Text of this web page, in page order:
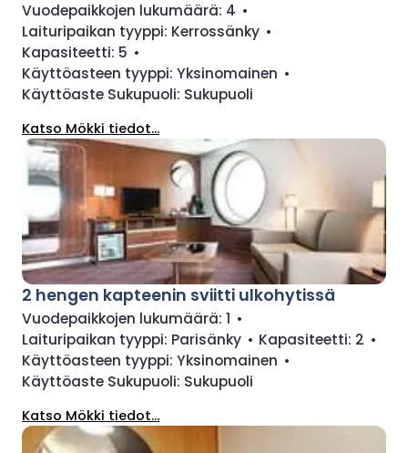
Vuodepaikkojen lukumäärä: 4 •
Laituripaikan tyyppi: Kerrossänky •
Kapasiteetti: 5 •
Käyttöasteen tyyppi: Yksinomainen •
Käyttöaste Sukupuoli: Sukupuoli
Katso Mökki tiedot...
2 hengen kapteenin sviitti ulkohytissä
Vuodepaikkojen lukumäärä: 1 •
Laituripaikan tyyppi: Parisänky • Kapasiteetti: 2 •
Käyttöasteen tyyppi: Yksinomainen •
Käyttöaste Sukupuoli: Sukupuoli
Katso Mökki tiedot...